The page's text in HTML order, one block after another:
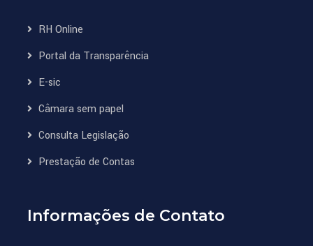
RH Online
Portal da Transparência
E-sic
Câmara sem papel
Consulta Legislação
Prestação de Contas
Informações de Contato